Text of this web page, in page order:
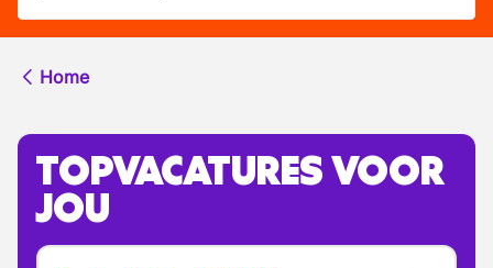
Home
TOPVACATURES VOOR
JOU